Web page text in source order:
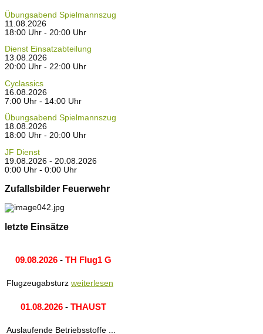
Übungsabend Spielmannszug
11.08.2026
18:00 Uhr - 20:00 Uhr
Dienst Einsatzabteilung
13.08.2026
20:00 Uhr - 22:00 Uhr
Cyclassics
16.08.2026
7:00 Uhr - 14:00 Uhr
Übungsabend Spielmannszug
18.08.2026
18:00 Uhr - 20:00 Uhr
JF Dienst
19.08.2026 - 20.08.2026
0:00 Uhr - 0:00 Uhr
Zufallsbilder Feuerwehr
letzte Einsätze
09.08.2026 - TH Flug1 G
Flugzeugabsturz weiterlesen
01.08.2026 - THAUST
Auslaufende Betriebsstoffe ...